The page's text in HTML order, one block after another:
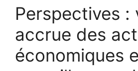
Perspectives :
accrue des
économiques